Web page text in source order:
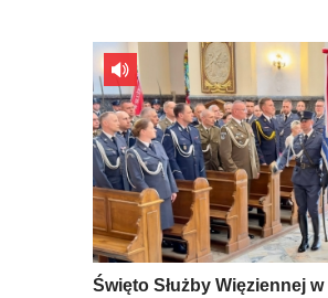
Święto Służby Więziennej w